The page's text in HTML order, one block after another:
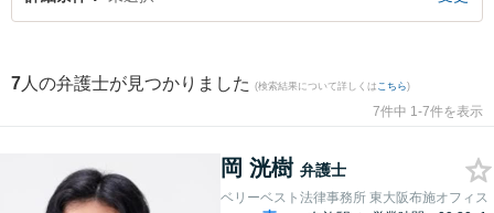
7 人の弁護士が見つかりました (検索結果について詳しくは こちら)
7件中 1-7件を表示
岡 洸樹 弁護士
ベリーベスト法律事務所 東大阪布施オフィス